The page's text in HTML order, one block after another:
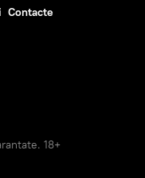
Contacte
18+